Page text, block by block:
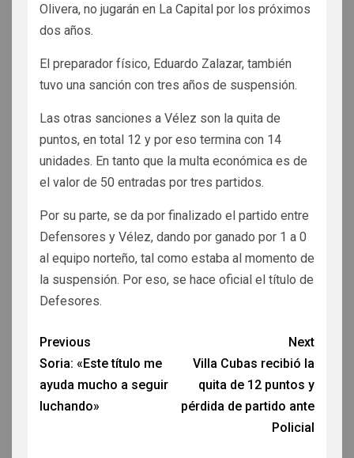
Olivera, no jugarán en La Capital por los próximos
dos años.
El preparador físico, Eduardo Zalazar, también
tuvo una sanción con tres años de suspensión.
Las otras sanciones a Vélez son la quita de
puntos, en total 12 y por eso termina con 14
unidades. En tanto que la multa económica es de
el valor de 50 entradas por tres partidos.
Por su parte, se da por finalizado el partido entre
Defensores y Vélez, dando por ganado por 1 a 0
al equipo norteño, tal como estaba al momento de
la suspensión. Por eso, se hace oficial el título de
Defesores.
Previous
Soria: «Este título me
ayuda mucho a seguir
luchando»
Next
Villa Cubas recibió la
quita de 12 puntos y
pérdida de partido ante
Policial